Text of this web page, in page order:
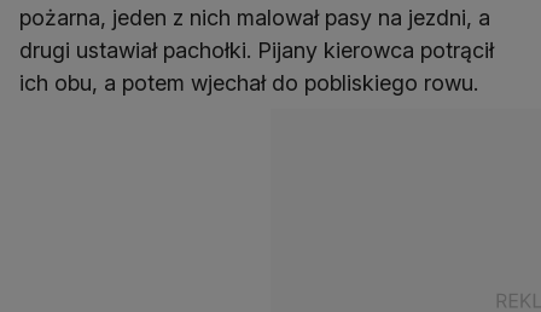
pożarna, jeden z nich malował pasy na jezdni, a
drugi ustawiał pachołki. Pijany kierowca potrącił
ich obu, a potem wjechał do pobliskiego rowu.